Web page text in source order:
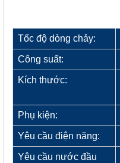
Tốc độ dòng chảy:
Công suất:
Kích thước:
Phụ kiện:
Yêu cầu điện năng:
Yêu cầu nước đầu